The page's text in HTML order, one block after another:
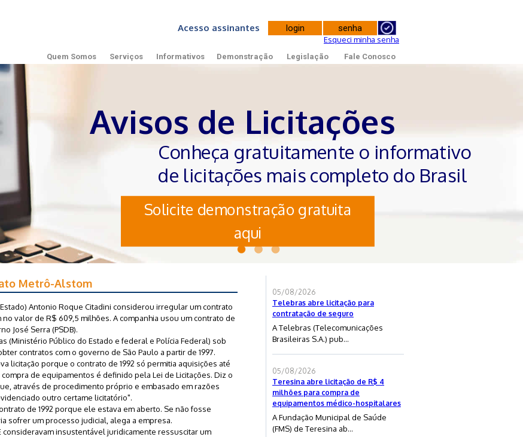
Acesso assinantes
Esqueci minha senha
Quem Somos Serviços Informativos Demonstração Legislação Fale Conosco
Avisos de Licitações
Conheça gratuitamente o informativo
de licitações mais completo do Brasil
Solicite demonstração gratuita
aqui
Metrô-Alstom
Antonio Roque Citadini considerou irregular um contrato
valor de R$ 609,5 milhões. A companhia usou um contrato de
José Serra (PSDB).
(Ministério Público do Estado e federal e Polícia Federal) sob
contratos com o governo de São Paulo a partir de 1997.
licitação porque o contrato de 1992 só permitia aquisições até
de equipamentos é definido pela Lei de Licitações. Diz o
através de procedimento próprio e embasado em razões
outro certame licitatório".
de 1992 porque ele estava em aberto. Se não fosse
sofrer um processo judicial, alega a empresa.
consideravam insustentável juridicamente ressuscitar um
05/08/2026
Telebras abre licitação para
contratação de seguro
A Telebras (Telecomunicações
Brasileiras S.A.) pub...
05/08/2026
Teresina abre licitação de R$ 4
milhões para compra de
equipamentos médico-hospitalares
A Fundação Municipal de Saúde
(FMS) de Teresina ab...